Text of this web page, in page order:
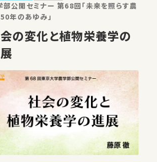
部公開セミナー 第68回「未来を照らす農
年のあゆみ」
の変化と植物栄養学の